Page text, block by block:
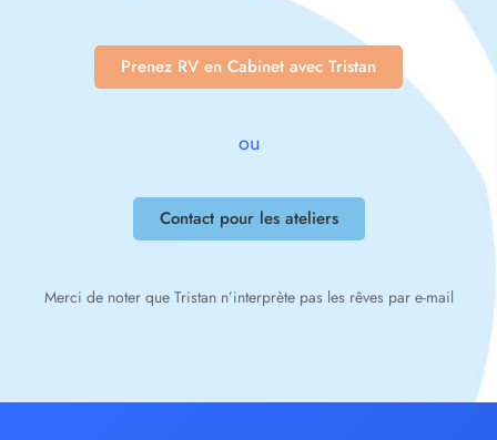
Prenez RV en Cabinet avec Tristan
ou
Contact pour les ateliers
Merci de noter que Tristan n’interprète pas les rêves par e-mail